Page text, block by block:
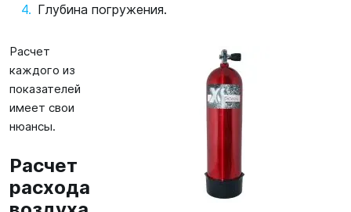
Глубина погружения.
Расчет
каждого из
показателей
имеет свои
нюансы.
Расчет
расхода